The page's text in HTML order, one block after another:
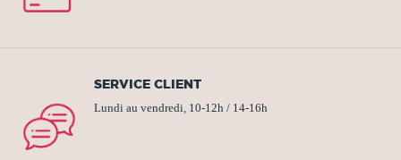
SERVICE CLIENT
Lundi au vendredi, 10-12h / 14-16h